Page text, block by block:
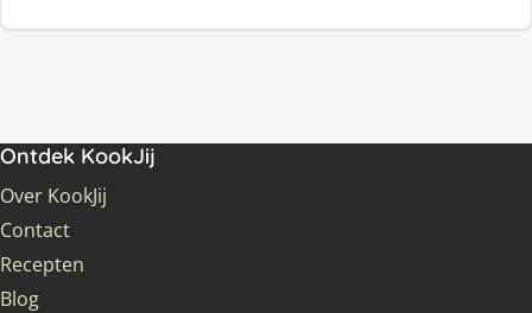
Ontdek KookJij
Over KookJij
Contact
Recepten
Blog